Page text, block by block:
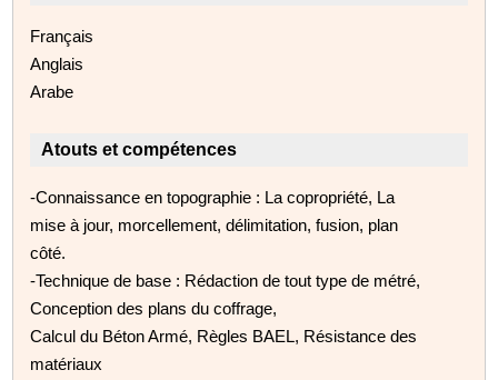
Français
Anglais
Arabe
Atouts et compétences
-Connaissance en topographie : La copropriété, La
mise à jour, morcellement, délimitation, fusion, plan
côté.
-Technique de base : Rédaction de tout type de métré,
Conception des plans du coffrage,
Calcul du Béton Armé, Règles BAEL, Résistance des
matériaux